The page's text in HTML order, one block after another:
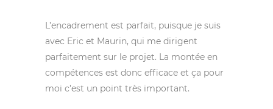
L’encadrement est parfait, puisque je suis
avec Eric et Maurin, qui me dirigent
parfaitement sur le projet. La montée en
compétences est donc efficace et ça pour
moi c’est un point très important.